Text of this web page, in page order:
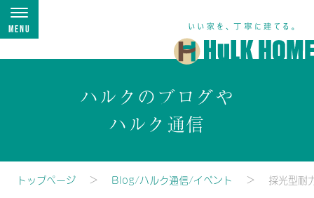
Menu
ハルクのブログや
ハルク通信
トップページ Blog/ハルク通信/イベント 採光型耐